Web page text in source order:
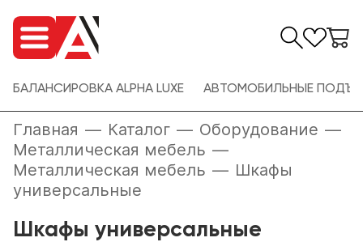
БАЛАНСИРОВКА ALPHA LUXE АВТОМОБИЛЬНЫЕ
Главная — Каталог — Оборудование —
Металлическая мебель —
Металлическая мебель — Шкафы
универсальные
Шкафы универсальные